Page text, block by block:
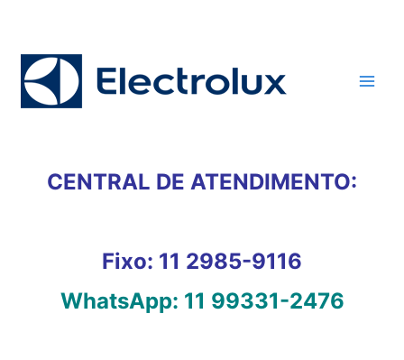
conteúdo
CENTRAL DE ATENDIMENTO:
Fixo: 11 2985-9116
WhatsApp: 11 99331-2476